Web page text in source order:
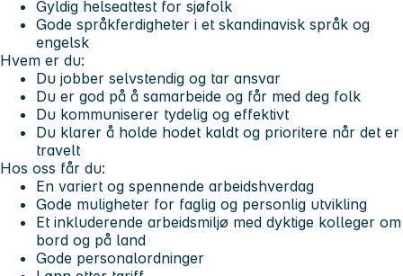
Gyldig helseattest for sjøfolk
Gode språkferdigheter i et skandinavisk språk og
engelsk
Hvem er du:
Du jobber selvstendig og tar ansvar
Du er god på å samarbeide og får med deg folk
Du kommuniserer tydelig og effektivt
Du klarer å holde hodet kaldt og prioritere når det er
travelt
Hos oss får du:
En variert og spennende arbeidshverdag
Gode muligheter for faglig og personlig utvikling
Et inkluderende arbeidsmiljø med dyktige kolleger om
bord og på land
Gode personalordninger